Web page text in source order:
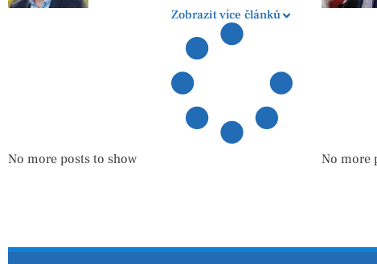
Zobrazit více článků
No more posts to show No more